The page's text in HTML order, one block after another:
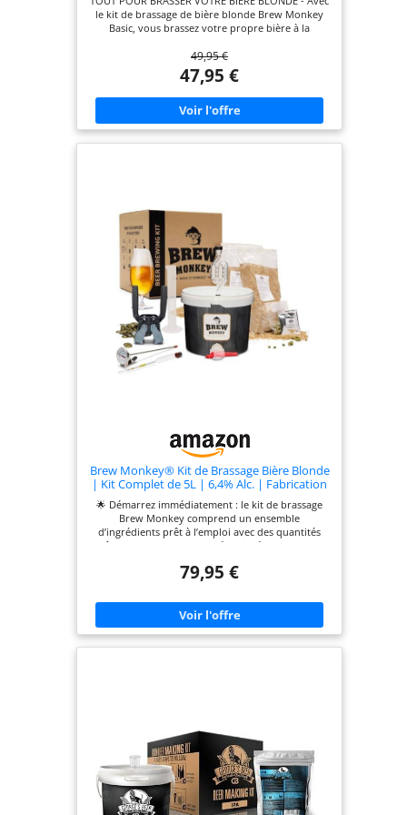
Coffret Cadeau Homme
le kit de brassage de bière blonde Brew Monkey
Basic, vous brassez votre propre bière à la
réutilisable avec barboteur et robinet de
soutirage, du malt fraîchement concassé, du
houblon, de la levure, un guide en français et un
accès aux vidéos d'instructions. PARFAIT POUR
DÉBUTER - Vous n'avez jamais brassé de bière ?
Aucun souci. Le guide clair en français et les
deux casseroles d'environ 7 litres, une passoire,
une cuillère de cuisine, un thermomètre, du sucre
cristallisé et 13 bouteilles vides à fermeture
mécanique. UNE IDÉE CADEAU ORIGINALE POUR
AMATEURS DE BIÈRE - Un cadeau complet et
convivial pour un anniversaire, la Fête des Pères,
Noël ou une journée de brassage à la maison.
Vous offrez plus qu'une bière : une véritable
expérience de brassage.
49,95 €
47,95 €
Brew Monkey® Kit de Brassage Bière Blonde
| Kit Complet de 5L | 6,4% Alc. | Fabrication
Bière | Idée Cadeau Homme | Coffret
Cadeau Hommes
🌟 Démarrez immédiatement : le kit de brassage
Brew Monkey comprend un ensemble
d’ingrédients prêt à l’emploi avec des quantités
fraîches et soigneusement équilibrées de malt, de
seau à levure avec support de fermentation qui
idéal pour les hommes, cadeau pour homme,
cadeau pour papa, cadeau d'anniversaire, cadeau
de Noël pour hommes et femmes. Le vrai
processus d'utilisation : vous préparez votre
d'instructions pratiques. Si vous avez des
questions, n'hésitez pas à nous contacter. Un bon
service est important pour nous ! 🎁 Choisissez
parmi différents kits de démarrage : le meilleur
cadeau de Noël pour les hommes et les femmes.
Avec les options basic, complet, luxe et premium,
79,95 €